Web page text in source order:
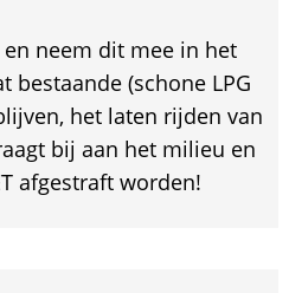
neem dit mee in het
bestaande (schone LPG
het laten rijden van
bij aan het milieu en
afgestraft worden!